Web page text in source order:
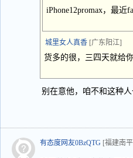
iPhone12promax，最近
城里女人真香 [广东阳江]
货多的很，三四天就给
别在意他，咱不和这种人
有态度网友0BzQTG [福建南